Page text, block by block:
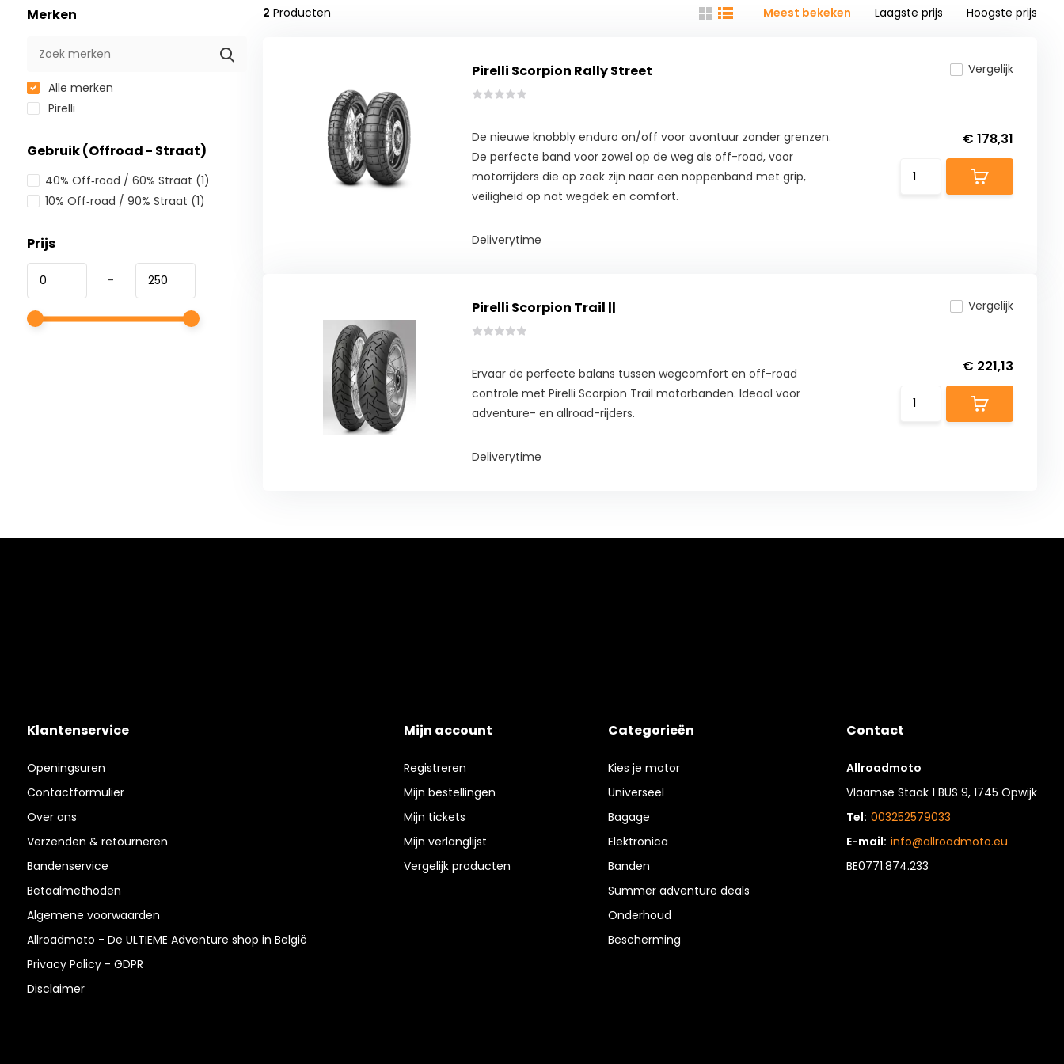
Merken
Alle merken
Pirelli
Gebruik (Offroad - Straat)
40% Off‑road / 60% Straat (1)
10% Off‑road / 90% Straat (1)
Prijs
-
2 Producten Meest bekeken Laagste prijs Hoogste prijs
Pirelli Scorpion Rally Street
De nieuwe knobbly enduro on/off voor avontuur zonder grenzen.
De perfecte band voor zowel op de weg als off-road, voor
motorrijders die op zoek zijn naar een noppenband met grip,
veiligheid op nat wegdek en comfort.
Deliverytime
Vergelijk
€ 178,31
Pirelli Scorpion Trail ||
Ervaar de perfecte balans tussen wegcomfort en off-road
controle met Pirelli Scorpion Trail motorbanden. Ideaal voor
adventure- en allroad-rijders.
Deliverytime
Vergelijk
€ 221,13
Klantenservice
Openingsuren
Contactformulier
Over ons
Verzenden & retourneren
Bandenservice
Betaalmethoden
Algemene voorwaarden
Allroadmoto - De ULTIEME Adventure shop in België
Privacy Policy - GDPR
Disclaimer
Mijn account
Registreren
Mijn bestellingen
Mijn tickets
Mijn verlanglijst
Vergelijk producten
Categorieën
Kies je motor
Universeel
Bagage
Elektronica
Banden
Summer adventure deals
Onderhoud
Bescherming
Contact
Allroadmoto
Vlaamse Staak 1 BUS 9, 1745 Opwijk
Tel: 003252579033
E-mail: info@allroadmoto.eu
BE0771.874.233